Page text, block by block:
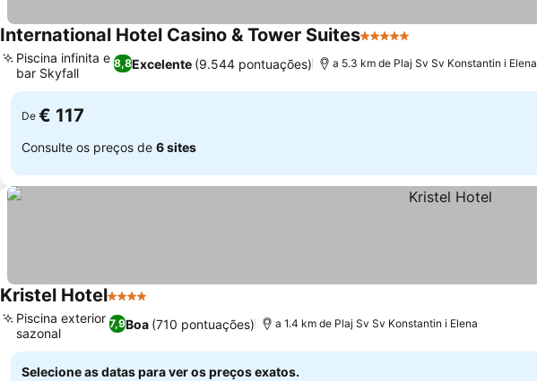
International Hotel Casino & Tower Suites5 Estrelas
8,8Excelente (9.544 pontuações)
Piscina infinita e
bar Skyfall
a 5.3 km de Plaj Sv Sv Konstantin i Elena
De € 117
Consulte os preços de 6 sites
Kristel Hotel4 Estrelas
7,9Boa (710 pontuações)
Piscina exterior
sazonal
a 1.4 km de Plaj Sv Sv Konstantin i Elena
Selecione as datas para ver os preços exatos.